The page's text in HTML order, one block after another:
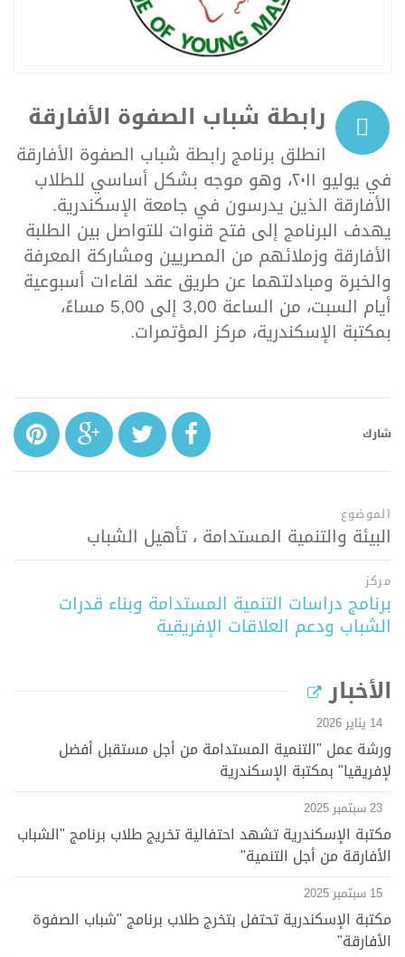
رابطة شباب الصفوة الأفارقة
انطلق برنامج رابطة شباب الصفوة الأفارقة
في يوليو ٢٠١١، وهو موجه بشكل أساسي للطلاب
الأفارقة الذين يدرسون في جامعة الإسكندرية.
يهدف البرنامج إلى فتح قنوات للتواصل بين الطلبة
الأفارقة وزملائهم من المصريين ومشاركة المعرفة
والخبرة ومبادلتهما عن طريق عقد لقاءات أسبوعية
أيام السبت، من الساعة 3,00 إلى 5,00 مساءً،
بمكتبة الإسكندرية، مركز المؤتمرات.
شارك
الموضوع
البيئة والتنمية المستدامة ، تأهيل الشباب
مركز
برنامج دراسات التنمية المستدامة وبناء قدرات
الشباب ودعم العلاقات الإفريقية
الأخبار
14 يناير 2026
ورشة عمل "التنمية المستدامة من أجل مستقبل أفضل
لإفريقيا" بمكتبة الإسكندرية
23 سبتمبر 2025
مكتبة الإسكندرية تشهد احتفالية تخريج طلاب برنامج "الشباب
الأفارقة من أجل التنمية"
15 سبتمبر 2025
مكتبة الإسكندرية تحتفل بتخرج طلاب برنامج "شباب الصفوة
الأفارقة"